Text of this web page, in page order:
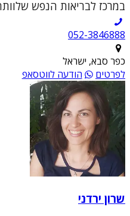
במרכז לבריאות הנפש
052-3846888
כפר סבא, ישראל
לפרטים
הודעה לווטסאפ
שרון ירדני